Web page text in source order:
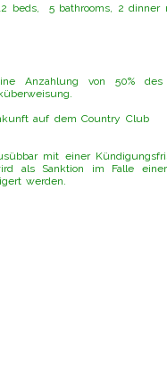
beds, 5 bathrooms, 2 dinner
Anzahlung von 50%
auf dem Country Club
mit einer
als Sanktion im Falle einer
werden.